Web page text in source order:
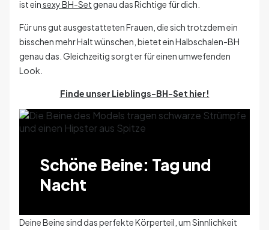
ist einsexy BH-Set genau das Richtige für dich.
Für uns gut ausgestatteten Frauen, die sich trotzdem ein
bisschen mehr Halt wünschen, bietet ein Halbschalen-BH
genau das. Gleichzeitig sorgt er für einen umwefenden
Look.
Finde unser Lieblings-BH-Set hier!
Schöne Beine: Tag und
Nacht
Deine Beine sind das perfekte Körperteil, um Sinnlichkeit